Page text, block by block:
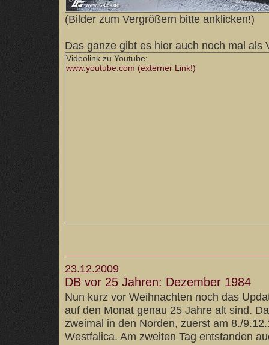
(Bilder zum Vergrößern bitte anklicken!)
Das ganze gibt es hier auch noch mal als
Videolink zu Youtube:
www.youtube.com (externer Link!)
23.12.2009
DB vor 25 Jahren: Dezember 1984
Nun kurz vor Weihnachten noch das
auf den Monat genau 25 Jahre alt sind.
zweimal in den Norden, zuerst am 8./
Westfalica. Am zweiten Tag entstanden